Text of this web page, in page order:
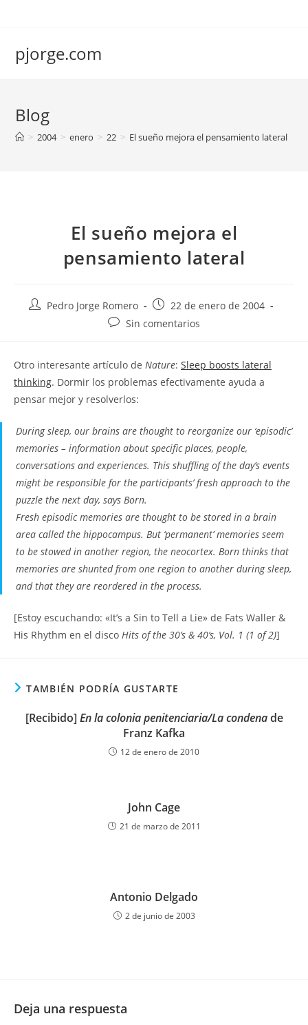
pjorge.com
Blog
> 2004 > enero > 22 > El sueño mejora el pensamiento lateral
El sueño mejora el
pensamiento lateral
AutorPedro Jorge Romero
Publicación
de
22 de enero de 2004
Comentarios
entrada:
Sin comentarios
Otro interesante artículo de Nature: Sleep boosts lateral
thinking. Dormir los problemas efectivamente ayuda a
pensar mejor y resolverlos:
During sleep, our brains are thought to reorganize our ‘episodic’
memories – information about specific places, people,
conversations and experiences. This shuffling of the day’s events
might be responsible for the participants’ fresh approach to the
puzzle the next day, says Born.
Fresh episodic memories are thought to be stored in a brain
area called the hippocampus. But ‘permanent’ memories seem
to be stowed in another region, the neocortex. Born thinks that
memories are shunted from one region to another during sleep,
and that they are reordered in the process.
[Estoy escuchando: «It’s a Sin to Tell a Lie» de Fats Waller &
His Rhythm en el disco Hits of the 30’s & 40’s, Vol. 1 (1 of 2)]
TAMBIÉN PODRÍA GUSTARTE
[Recibido] En la colonia penitenciaria/La condenade
Franz Kafka
12 de enero de 2010
John Cage
21 de marzo de 2011
Antonio Delgado
2 de junio de 2003
Deja una respuesta